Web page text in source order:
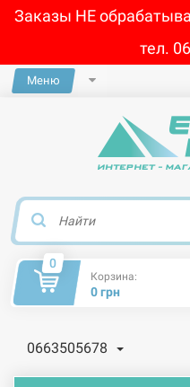
Заказы НЕ
тел.
Меню
0
Корзина:
0 грн
0663505678